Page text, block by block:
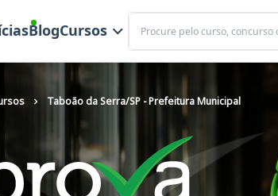
BlogCursos
Buscar
Taboão da Serra/SP - Prefeitura Municipal